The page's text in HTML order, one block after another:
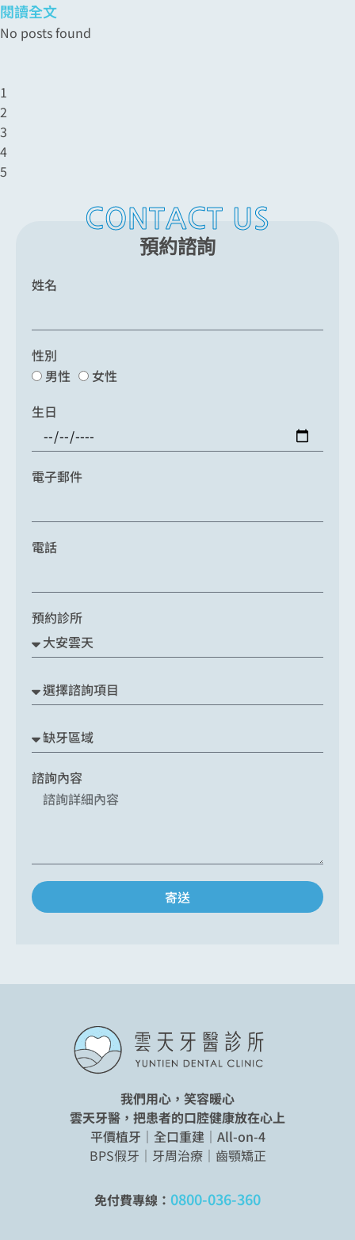
閱讀全文
No posts found
1
2
3
4
5
CONTACT US
預約諮詢
姓名
性別
男性
女性
生日
電子郵件
電話
預約診所
諮詢內容
寄送
我們用心，笑容暖心
雲天牙醫，把患者的口腔健康放在心上
平價植牙｜全口重建｜All-on-4
BPS假牙｜牙周治療｜齒顎矯正
免付費專線： 0800-036-360